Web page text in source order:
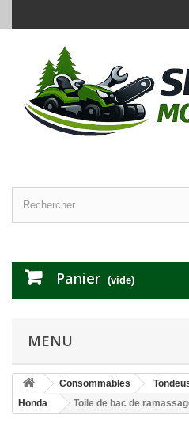
Panier (vide)
MENU
Consommables
Honda
Toile de bac de